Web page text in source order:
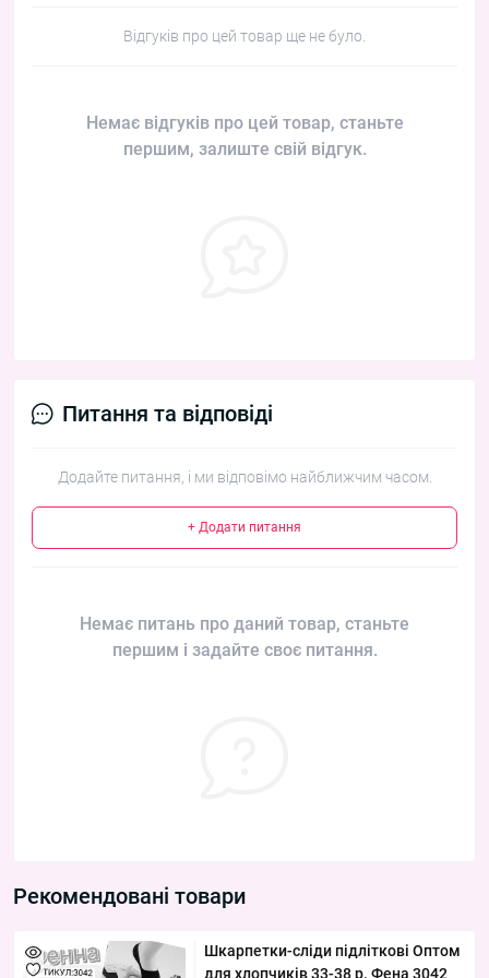
Відгуків про цей товар ще не було.
Немає відгуків про цей товар, станьте
першим, залиште свій відгук.
Питання та відповіді
Додайте питання, і ми відповімо найближчим часом.
+ Додати питання
Немає питань про даний товар, станьте
першим і задайте своє питання.
Рекомендовані товари
Шкарпетки-сліди підліткові Оптом
для хлопчиків 33-38 р. Фена 3042